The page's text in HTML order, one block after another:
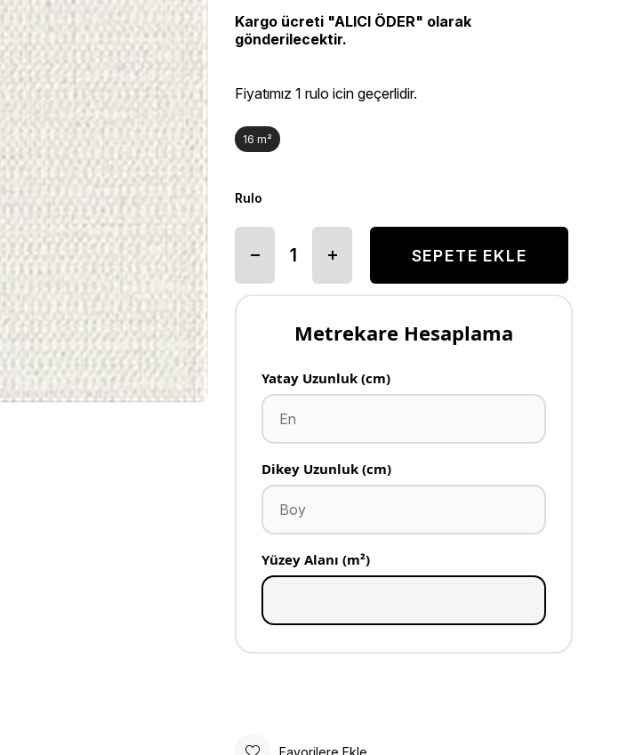
Kargo ücreti "ALICI ÖDER" olarak
gönderilecektir.
Fiyatımız 1 rulo icin geçerlidir.
16 m²
Rulo
Metrekare Hesaplama
Yatay Uzunluk (cm)
Dikey Uzunluk (cm)
Yüzey Alanı (m²)
Favorilere Ekle